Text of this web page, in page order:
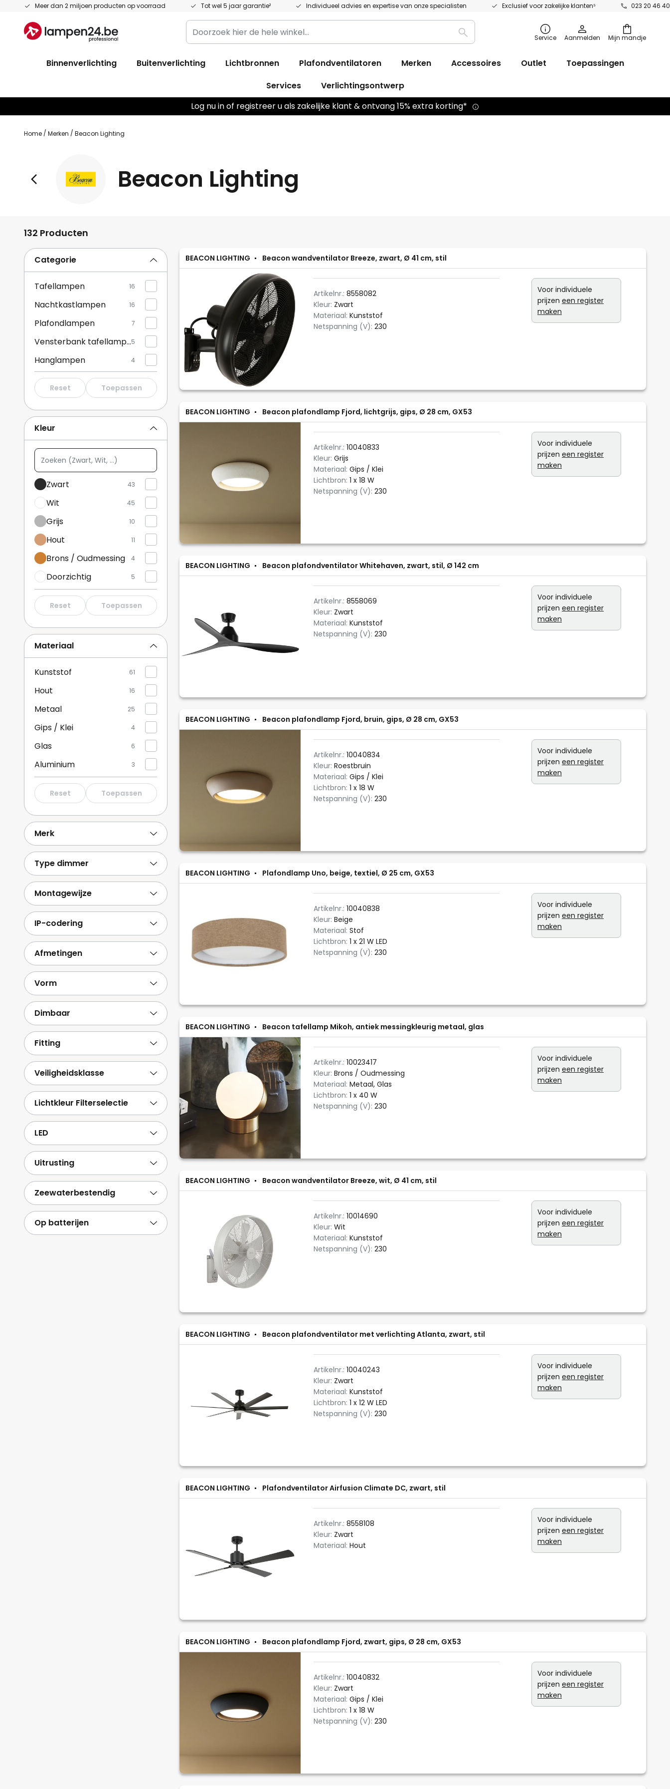
Meer dan 2 miljoen producten op voorraad Tot wel 5 jaar garantie² Individueel advies en expertise van onze specialisten Exclusief voor zakelijke klanten⁵ 023 20 46 40
Ga
de
inhoud
Mijn mandje
Doorzoek
hier
hele
Zoek
Service Aanmelden
Binnenverlichting Buitenverlichting Lichtbronnen Plafondventilatoren Merken Accessoires Outlet
Toepassingen
Services
Verlichtingsontwerp
Log nu in of registreer u als zakelijke klant & ontvang 15% extra korting*
Home Merken Beacon Lighting
Beacon Lighting
BEACON LIGHTING Beacon wandventilator Breeze, zwart, Ø 41 cm, stil
Artikelnr.: 8558082
Kleur: Zwart
Materiaal: Kunststof
Netspanning (V): 230
Voor individuele
prijzen een register
maken
BEACON LIGHTING Beacon plafondlamp Fjord, lichtgrijs, gips, Ø 28 cm, GX53
Artikelnr.: 10040833
Kleur: Grijs
Materiaal: Gips / Klei
Lichtbron: 1 x 18 W
Netspanning (V): 230
Voor individuele
prijzen een register
maken
BEACON LIGHTING Beacon plafondventilator Whitehaven, zwart, stil, Ø 142 cm
Artikelnr.: 8558069
Kleur: Zwart
Materiaal: Kunststof
Netspanning (V): 230
Voor individuele
prijzen een register
maken
BEACON LIGHTING Beacon plafondlamp Fjord, bruin, gips, Ø 28 cm, GX53
Artikelnr.: 10040834
Kleur: Roestbruin
Materiaal: Gips / Klei
Lichtbron: 1 x 18 W
Netspanning (V): 230
Voor individuele
prijzen een register
maken
BEACON LIGHTING Plafondlamp Uno, beige, textiel, Ø 25 cm, GX53
Artikelnr.: 10040838
Kleur: Beige
Materiaal: Stof
Lichtbron: 1 x 21 W LED
Netspanning (V): 230
Voor individuele
prijzen een register
maken
BEACON LIGHTING Beacon tafellamp Mikoh, antiek messingkleurig metaal, glas
Artikelnr.: 10023417
Kleur: Brons / Oudmessing
Materiaal: Metaal, Glas
Lichtbron: 1 x 40 W
Netspanning (V): 230
Voor individuele
prijzen een register
maken
BEACON LIGHTING Beacon wandventilator Breeze, wit, Ø 41 cm, stil
Artikelnr.: 10014690
Kleur: Wit
Materiaal: Kunststof
Netspanning (V): 230
Voor individuele
prijzen een register
maken
BEACON LIGHTING Beacon plafondventilator met verlichting Atlanta, zwart, stil
Artikelnr.: 10040243
Kleur: Zwart
Materiaal: Kunststof
Lichtbron: 1 x 12 W LED
Netspanning (V): 230
Voor individuele
prijzen een register
maken
BEACON LIGHTING Plafondventilator Airfusion Climate DC, zwart, stil
Artikelnr.: 8558108
Kleur: Zwart
Materiaal: Hout
Voor individuele
prijzen een register
maken
BEACON LIGHTING Beacon plafondlamp Fjord, zwart, gips, Ø 28 cm, GX53
Artikelnr.: 10040832
Kleur: Zwart
Materiaal: Gips / Klei
Lichtbron: 1 x 18 W
Netspanning (V): 230
Voor individuele
prijzen een register
maken
Categorie
Tafellampen 16
Nachtkastlampen 16
Plafondlampen 7
Vensterbank tafellampen5
Hanglampen 4
Reset Toepassen
Kleur
Zoeken
(Zwart,
Wit,
...)
Zwart 43
Wit 45
Grijs 10
Hout 11
Brons / Oudmessing 4
Doorzichtig 5
Goud / Messing 4
Metallic 11
Roestbruin 6
Beige
Meer tonen
Reset Toepassen
Materiaal
Kunststof 61
Hout 16
Metaal 25
Gips / Klei 4
Glas 6
Aluminium 3
Stof 2
Beton 1
Steen 4
Reset Toepassen
Merk
Type dimmer
Montagewijze
IP-codering
Afmetingen
Vorm
Dimbaar
Fitting
Veiligheidsklasse
Lichtkleur Filterselectie
LED
Uitrusting
Zeewaterbestendig
Op batterijen
132 Producten